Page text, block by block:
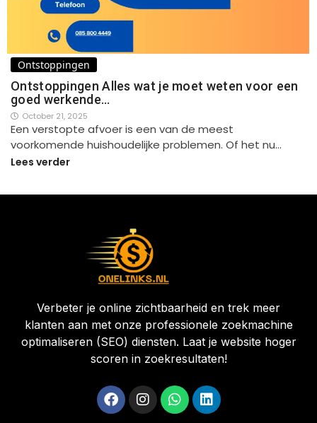
Ontstoppingen
Ontstoppingen Alles wat je moet weten voor een
goed werkende…
October 21, 2025
Een verstopte afvoer is een van de meest
voorkomende huishoudelijke problemen. Of het nu…
Lees verder
Verbeter je online zichtbaarheid en trek meer
klanten aan met onze professionele zoekmachine
optimaliseren (SEO) diensten. Laat je website hoger
scoren in zoekresultaten!